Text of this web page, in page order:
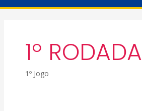
1º RODADA
1º Jogo